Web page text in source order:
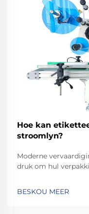
Hoe kan
stroomlyn?
Moderne
druk om hul
BESKOU MEER